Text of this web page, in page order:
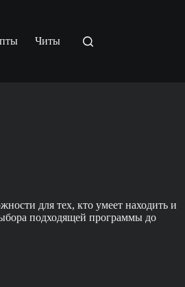
Читы
для тех, кто умеет находить и
подходящей программы до